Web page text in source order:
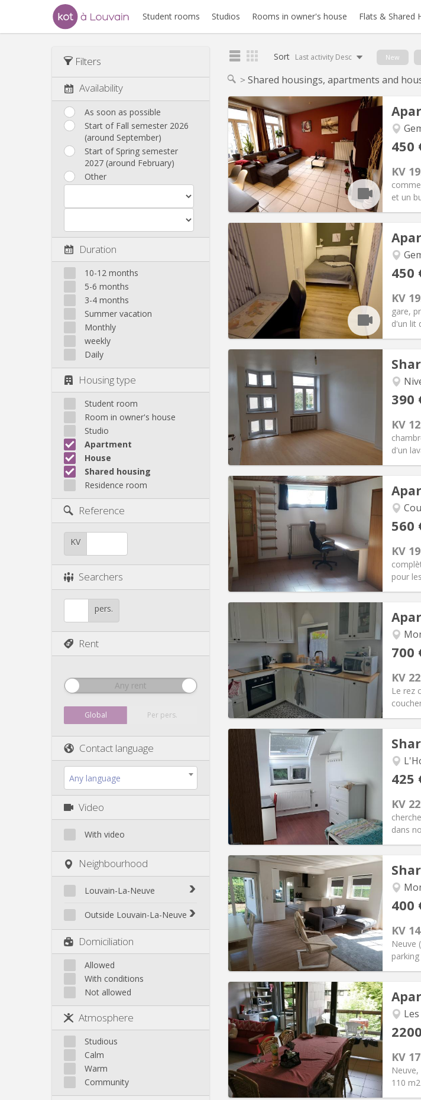
Student rooms Studios Rooms in owner's house Flats & Shared
Filters
Availability
As soon as possible
Start of Fall semester 2026
(around September)
Start of Spring semester
2027 (around February)
Other
Duration
10-12 months
5-6 months
3-4 months
Summer vacation
Monthly
weekly
Daily
Housing type
Student room
Room in owner's house
Studio
Apartment
House
Shared housing
Residence room
Reference
KV
Searchers
pers.
Rent
Any rent
Global Per pers.
Contact language
Any language
Video
With video
Neighbourhood
Louvain-La-Neuve
Biéreau
Centre
L'Hocaille
La Baraque
Lauzelle
Outside Louvain-La-Neuve
Genappe
Mont-Saint-Guibert
Nivelles
Ottignies
Rixensart
Walhain
Wavre
Other
Domiciliation
Allowed
With conditions
Not allowed
Atmosphere
Studious
Calm
Warm
Community
Sort Last activity Desc New
Shared housings, apartments and
450
KV
et un
Practical Info
Rent: 450 €
Charges:150 €
Duration:12 months, 11 months, 10
months, 5-6 months
Domiciliation: With conditions
450
KV
gare,
d'un lit
Practical Info
Rent:450 €
Charges: 150 €
Duration: 12 months, 11 months, 10
months, 5-6 months
Domiciliation: With conditions
390
KV
d'un
Practical Info
Rent: 390 €
Charges:75 €
Duration: 12 months
Domiciliation: With conditions
560
KV
pour
Practical Info
Rent: 560 €
Charges:100 €
Duration:12 months
Domiciliation:
700
KV
Le rez
Practical Info
Rent:700 € (350 €/pers.)
Charges:110 € (55 €/pers.)
Duration:12 months
Domiciliation:No
425
KV
dans
Practical Info
425 €
Charges:150 €
Duration:12 months, 11 months, 10
months
Domiciliation:No
400
KV
Neuve
Practical Info
Rent: 400 €
Charges:80 €
Duration: 12 months, 10 months
Domiciliation:No
KV
110
Practical Info
Rent:2200 € (440 €/pers.)
Charges:375 € (75 €/pers.)
Duration:12 months
Domiciliation:No